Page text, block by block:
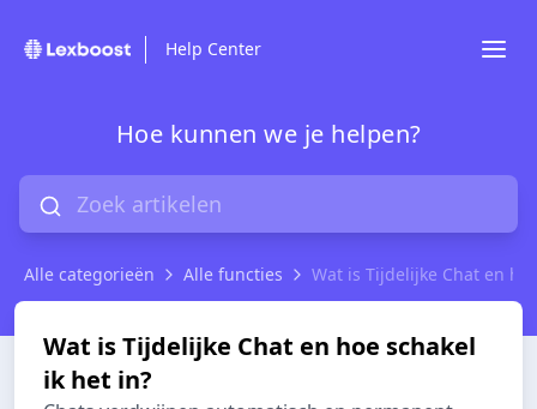
Help Center
Hoe kunnen we je helpen?
Alle categorieën Alle functies Wat is Tijdelijke Chat en
Wat is Tijdelijke Chat en hoe schakel
ik het in?